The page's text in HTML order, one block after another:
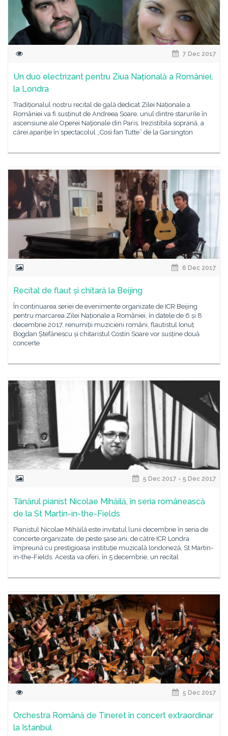
7 Dec 2017
Un duo electrizant pentru Ziua Națională a României,
la Londra
Tradiționalul nostru recital de gală dedicat Zilei Naționale a
României va fi susținut de Andreea Soare, unul dintre starurile în
ascensiune ale Operei Naţionale din Paris. Irezistibila soprană, a
cărei apariție în spectacolul „Così fan Tutte” de la Garsington
6 Dec 2017
Recital de flaut și chitară la Beijing
În continuarea seriei de evenimente organizate de ICR Beijing
pentru marcarea Zilei Naționale a României, în datele de 6 și 8
decembrie 2017, renumiții muzicieni români, flautistul Ionuț
Bogdan Ștefănescu și chitaristul Costin Soare vor susține două
concerte
5 Dec 2017 - 5 Dec 2017
Tânărul pianist Nicolae Mihăilă, în seria românească
de la St Martin-in-the-Fields
Pianistul Nicolae Mihăilă este invitatul lunii decembrie în seria de
concerte organizate, de peste şase ani, de către ICR Londra
împreună cu prestigioasa instituție muzicală londoneză, St Martin-
in-the-Fields. Acesta va oferi, în 5 decembrie, un recital
5 Dec 2017
Orchestra Română de Tineret în concert extraordinar
la Istanbul